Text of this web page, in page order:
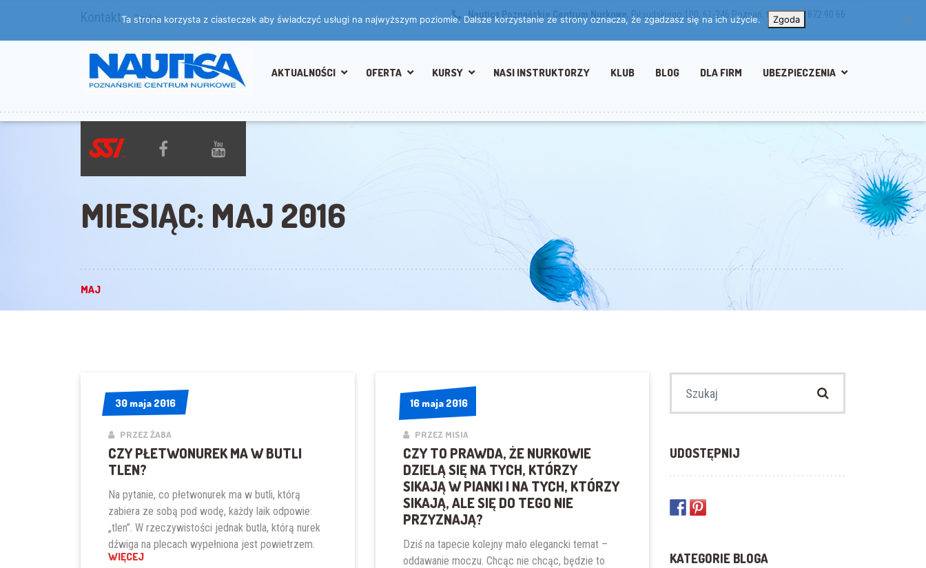
Kontakt Szukaj Nautica Poznańskie Centrum Nurkowe, Piłsudskiego 100, 61-246 Poznań, tel/fax: 61 872 90 66
AKTUALNOŚCI OFERTA KURSY NASI INSTRUKTORZY KLUB BLOG DLA FIRM UBEZPIECZENIA
MIESIĄC: MAJ 2016
MAJ
30 maja 2016
30 maja 2016
PRZEZ ŻABA
CZY PŁETWONUREK MA W BUTLI
TLEN?
Na pytanie, co płetwonurek ma w butli, którą
zabiera ze sobą pod wodę, każdy laik odpowie:
„tlen”. W rzeczywistości jednak butla, którą nurek
dźwiga na plecach wypełniona jest powietrzem.
WIĘCEJ„CZY PŁETWONUREK MA W BUTLI TLEN?”
16 maja 2016
16 maja 2016
PRZEZ MISIA
CZY TO PRAWDA, ŻE NURKOWIE
DZIELĄ SIĘ NA TYCH, KTÓRZY
SIKAJĄ W PIANKI I NA TYCH, KTÓRZY
SIKAJĄ, ALE SIĘ DO TEGO NIE
PRZYZNAJĄ?
Dziś na tapecie kolejny mało elegancki temat –
oddawanie moczu. Chcąc nie chcąc, będzie to
UDOSTĘPNIJ
KATEGORIE BLOGA
Ta strona korzysta z ciasteczek aby świadczyć usługi na najwyższym poziomie. Dalsze korzystanie ze strony oznacza, że zgadzasz się na ich użycie. Zgoda